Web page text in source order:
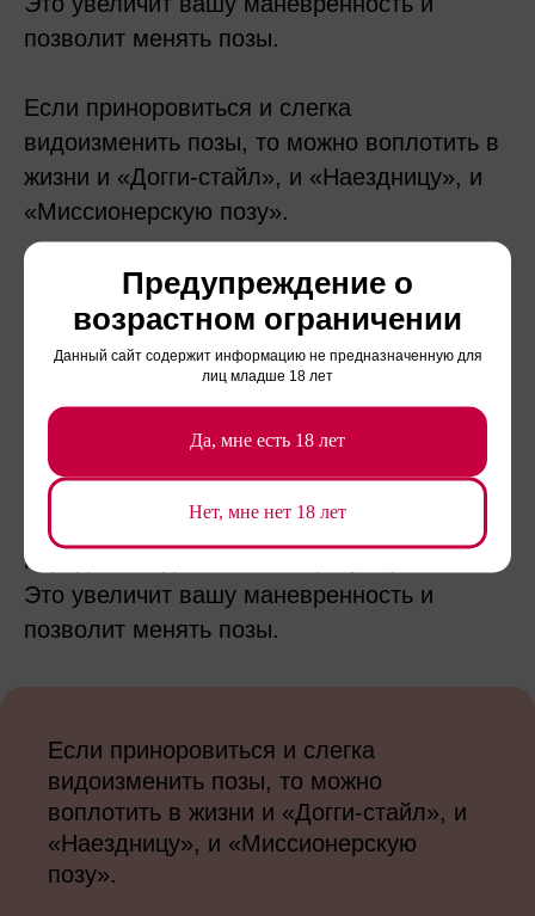
Предупреждение о
возрастном ограничении
Данный сайт содержит информацию не предназначенную для
лиц младше 18 лет
Да, мне есть 18 лет
Нет, мне нет 18 лет
позволит менять позы.
Если приноровиться и слегка
видоизменить позы, то можно воплотить в
жизни и «Догги-стайл», и «Наездницу», и
«Миссионерскую позу».
Позы для секса в машине
Если габариты машины позволяют то,
водительскому креслу лучше предпочесть
заднее или переднее сидение. Сзади
можно расположиться горизонтально, а
переднее сидение можно регулировать.
Это увеличит вашу маневренность и
позволит менять позы.
Если приноровиться и слегка
видоизменить позы, то можно
воплотить в жизни и «Догги-стайл», и
«Наездницу», и «Миссионерскую
позу».